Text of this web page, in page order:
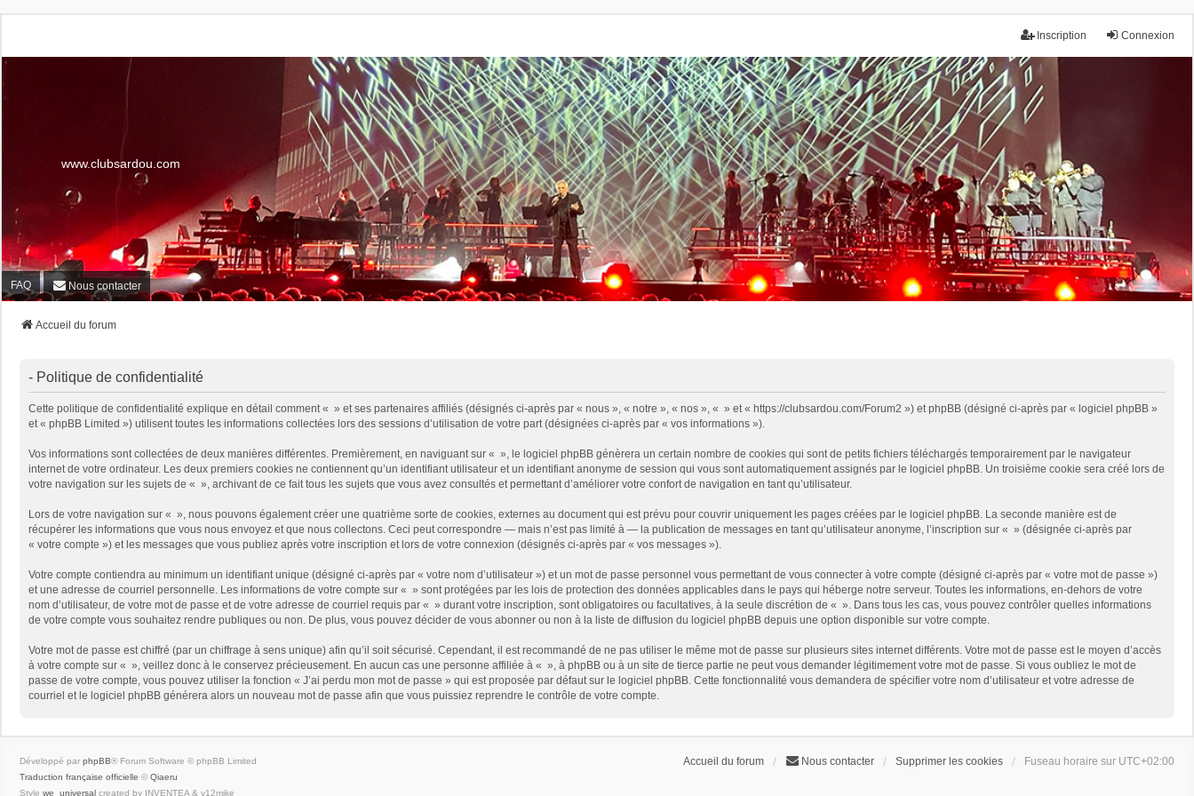
Connexion
Inscription
www.clubsardou.com
FAQ Nous contacter
Accueil du forum
- Politique de confidentialité
Cette politique de confidentialité explique en détail comment « » et ses partenaires affiliés (désignés ci-après par « nous », « notre », « nos », « » et « https://clubsardou.com/Forum2 ») et phpBB (désigné ci-après par « logiciel phpBB »
et « phpBB Limited ») utilisent toutes les informations collectées lors des sessions d’utilisation de votre part (désignées ci-après par « vos informations »).
Vos informations sont collectées de deux manières différentes. Premièrement, en naviguant sur « », le logiciel phpBB génèrera un certain nombre de cookies qui sont de petits fichiers téléchargés temporairement par le navigateur
internet de votre ordinateur. Les deux premiers cookies ne contiennent qu’un identifiant utilisateur et un identifiant anonyme de session qui vous sont automatiquement assignés par le logiciel phpBB. Un troisième cookie sera créé lors de
votre navigation sur les sujets de « », archivant de ce fait tous les sujets que vous avez consultés et permettant d’améliorer votre confort de navigation en tant qu’utilisateur.
Lors de votre navigation sur « », nous pouvons également créer une quatrième sorte de cookies, externes au document qui est prévu pour couvrir uniquement les pages créées par le logiciel phpBB. La seconde manière est de
récupérer les informations que vous nous envoyez et que nous collectons. Ceci peut correspondre — mais n’est pas limité à — la publication de messages en tant qu’utilisateur anonyme, l’inscription sur « » (désignée ci-après par
« votre compte ») et les messages que vous publiez après votre inscription et lors de votre connexion (désignés ci-après par « vos messages »).
Votre compte contiendra au minimum un identifiant unique (désigné ci-après par « votre nom d’utilisateur ») et un mot de passe personnel vous permettant de vous connecter à votre compte (désigné ci-après par « votre mot de passe »)
et une adresse de courriel personnelle. Les informations de votre compte sur « » sont protégées par les lois de protection des données applicables dans le pays qui héberge notre serveur. Toutes les informations, en-dehors de votre
nom d’utilisateur, de votre mot de passe et de votre adresse de courriel requis par « » durant votre inscription, sont obligatoires ou facultatives, à la seule discrétion de « ». Dans tous les cas, vous pouvez contrôler quelles informations
de votre compte vous souhaitez rendre publiques ou non. De plus, vous pouvez décider de vous abonner ou non à la liste de diffusion du logiciel phpBB depuis une option disponible sur votre compte.
Votre mot de passe est chiffré (par un chiffrage à sens unique) afin qu’il soit sécurisé. Cependant, il est recommandé de ne pas utiliser le même mot de passe sur plusieurs sites internet différents. Votre mot de passe est le moyen d’accès
à votre compte sur « », veillez donc à le conservez précieusement. En aucun cas une personne affiliée à « », à phpBB ou à un site de tierce partie ne peut vous demander légitimement votre mot de passe. Si vous oubliez le mot de
passe de votre compte, vous pouvez utiliser la fonction « J’ai perdu mon mot de passe » qui est proposée par défaut sur le logiciel phpBB. Cette fonctionnalité vous demandera de spécifier votre nom d’utilisateur et votre adresse de
courriel et le logiciel phpBB générera alors un nouveau mot de passe afin que vous puissiez reprendre le contrôle de votre compte.
Accueil du forum Nous contacter Supprimer les cookies Fuseau horaire sur UTC+02:00
Développé par phpBB® Forum Software © phpBB Limited
Traduction française officielle © Qiaeru
Style we_universal created by INVENTEA & v12mike